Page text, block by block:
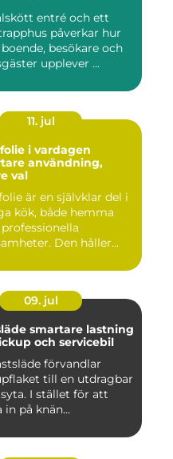
entré och ett
påverkar hur
besökare och
upplever ...
11. jul
i vardagen
användning,
val
är en självklar del i
kök, både hemma
Den håller...
09. jul
lastning
och servicebil
förvandlar
till en utdragbar
I stället för att
in på knän...